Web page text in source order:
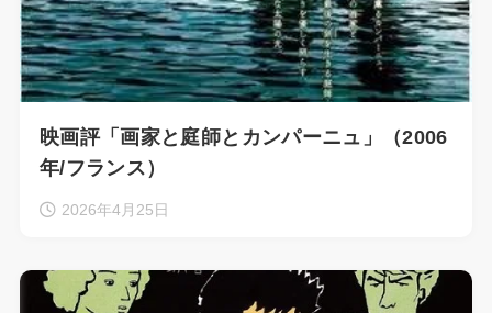
映画評「画家と庭師とカンパーニュ」（2006
年/フランス）
2026年4月25日